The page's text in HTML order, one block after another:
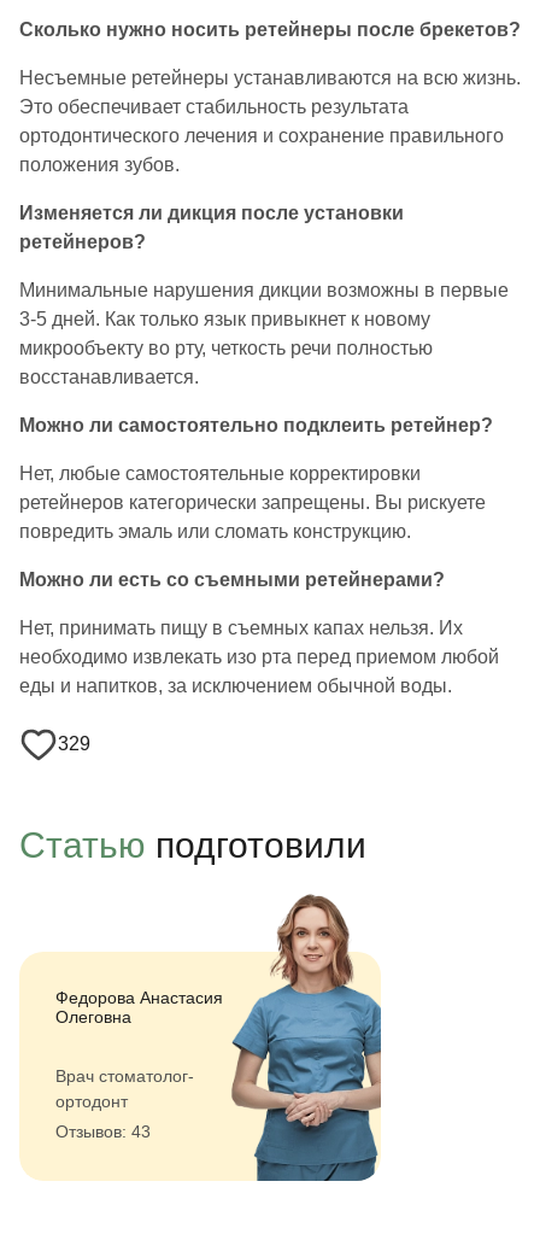
Сколько нужно носить ретейнеры после брекетов?
Несъемные ретейнеры устанавливаются на всю жизнь.
Это обеспечивает стабильность результата
ортодонтического лечения и сохранение правильного
положения зубов.
Изменяется ли дикция после установки
ретейнеров?
Минимальные нарушения дикции возможны в первые
3-5 дней. Как только язык привыкнет к новому
микрообъекту во рту, четкость речи полностью
восстанавливается.
Можно ли самостоятельно подклеить ретейнер?
Нет, любые самостоятельные корректировки
ретейнеров категорически запрещены. Вы рискуете
повредить эмаль или сломать конструкцию.
Можно ли есть со съемными ретейнерами?
Нет, принимать пищу в съемных капах нельзя. Их
необходимо извлекать изо рта перед приемом любой
еды и напитков, за исключением обычной воды.
329
Статью подготовили
Федорова Анастасия
Олеговна
Врач стоматолог-
ортодонт
Отзывов: 43